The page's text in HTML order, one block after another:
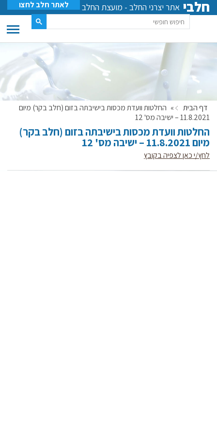
חלבי אתר יצרני החלב - מועצת החלב לאתר חלב לחצו
דף הבית » החלטות וועדת מכסות בישיבתה בזום (חלב בקר) מיום
11.8.2021 – ישיבה מס' 12
החלטות וועדת מכסות בישיבתה בזום (חלב בקר)
מיום 11.8.2021 – ישיבה מס' 12
לחץ/י כאן לצפיה בקובץ